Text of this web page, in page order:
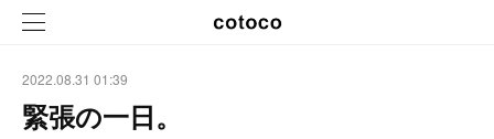
2022.08.31 01:39
緊張の一日。